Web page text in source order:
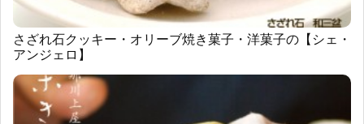
さざれ石クッキー・オリーブ焼き菓子・洋菓子の【シェ・
アンジェロ】